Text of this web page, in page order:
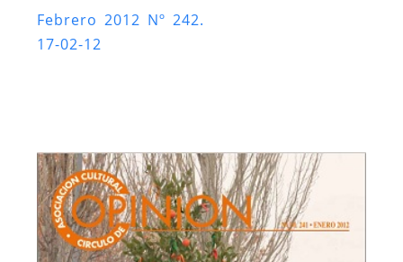
Febrero 2012 Nº 242.
17-02-12